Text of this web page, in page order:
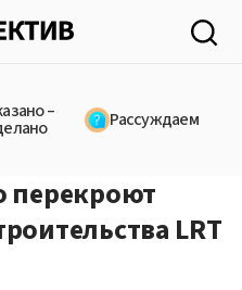
– Рассуждаем
перекроют
LRT